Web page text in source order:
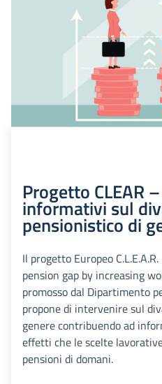
Progetto CLEAR
informativi sul
pensionistico di
Il progetto Europeo
pension gap by increasing
promosso dal Dipartimento
propone di intervenire sul
genere contribuendo ad
effetti che le scelte
pensioni di domani.